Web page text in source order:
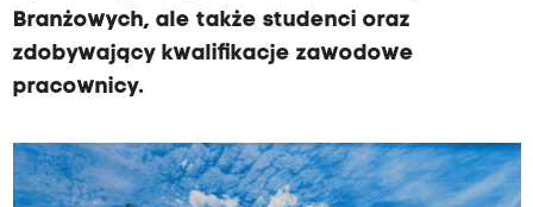
Branżowych, ale także studenci oraz
zdobywający kwalifikacje zawodowe
pracownicy.